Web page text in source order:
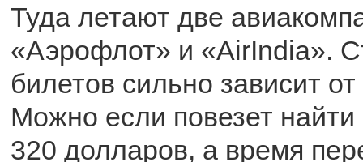
Туда летают две
«Аэрофлот» и «AirIndia».
билетов сильно зависит от
Можно если повезет
320 долларов, а время